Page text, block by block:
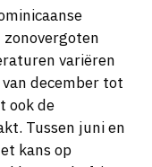
variëren
december tot
ook de
Tussen juni en
kans op
kort en heftig